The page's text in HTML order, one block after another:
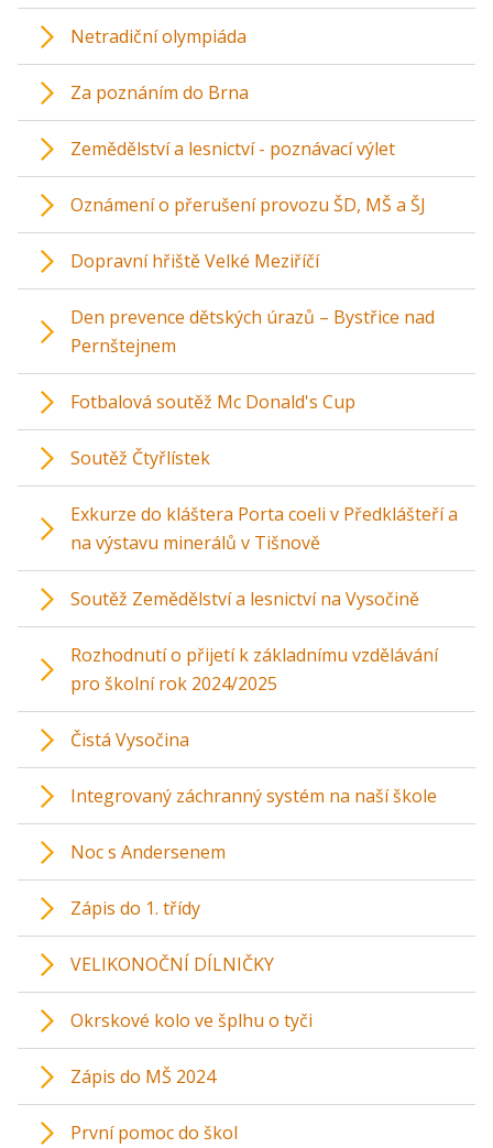
Netradiční olympiáda
Za poznáním do Brna
Zemědělství a lesnictví - poznávací výlet
Oznámení o přerušení provozu ŠD, MŠ a ŠJ
Dopravní hřiště Velké Meziříčí
Den prevence dětských úrazů – Bystřice nad
Pernštejnem
Fotbalová soutěž Mc Donald's Cup
Soutěž Čtyřlístek
Exkurze do kláštera Porta coeli v Předklášteří a
na výstavu minerálů v Tišnově
Soutěž Zemědělství a lesnictví na Vysočině
Rozhodnutí o přijetí k základnímu vzdělávání
pro školní rok 2024/2025
Čistá Vysočina
Integrovaný záchranný systém na naší škole
Noc s Andersenem
Zápis do 1. třídy
VELIKONOČNÍ DÍLNIČKY
Okrskové kolo ve šplhu o tyči
Zápis do MŠ 2024
První pomoc do škol